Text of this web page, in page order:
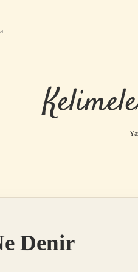
Denir